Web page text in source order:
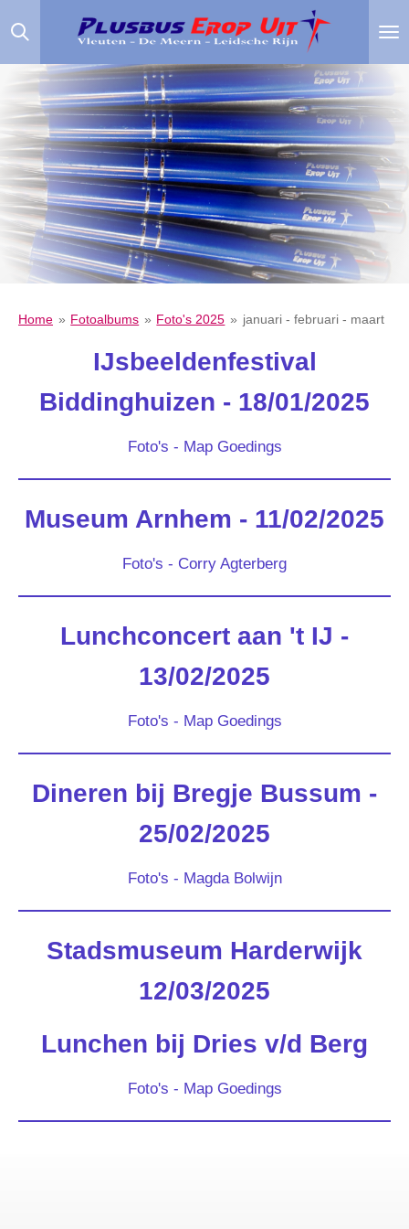
direct
hoofdinhoud
Home » Fotoalbums » Foto's 2025 » januari - februari - maart
IJsbeeldenfestival
Biddinghuizen - 18/01/2025
Foto's - Map Goedings
Museum Arnhem - 11/02/2025
Foto's - Corry Agterberg
Lunchconcert aan 't IJ -
13/02/2025
Foto's - Map Goedings
Dineren bij Bregje Bussum -
25/02/2025
Foto's - Magda Bolwijn
Stadsmuseum Harderwijk
12/03/2025
Lunchen bij Dries v/d Berg
Foto's - Map Goedings